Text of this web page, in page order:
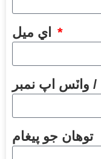
توهان جو پيغام